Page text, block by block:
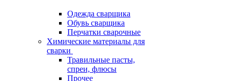
Одежда сварщика
Обувь сварщика
Перчатки сварочные
Химические материалы для
сварки
Травильные пасты,
спреи, флюсы
Прочее